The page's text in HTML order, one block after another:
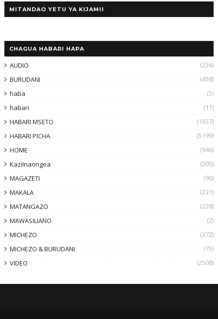
MITANDAO YETU YA KIJAMII
CHAGUA HABARI HAPA
AUDIO
(236)
BURUDANI
(458)
haba
(5)
habari
(11)
HABARI MSETO
(1657)
HABARI PICHA
(5199)
HOME
(946)
KaziInaongea
(205)
MAGAZETI
(90)
MAKALA
(231)
MATANGAZO
(228)
MAWASILIANO
(2)
MICHEZO
(372)
MICHEZO & BURUDANI
(75)
VIDEO
(2508)